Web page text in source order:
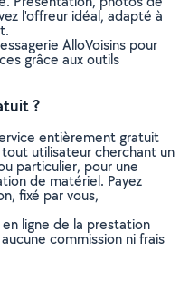
l'offreur idéal, adapté à
AlloVoisins pour
grâce aux outils
?
entièrement gratuit
utilisateur cherchant un
particulier, pour une
de matériel. Payez
fixé par vous,
ligne de la prestation
commission ni frais